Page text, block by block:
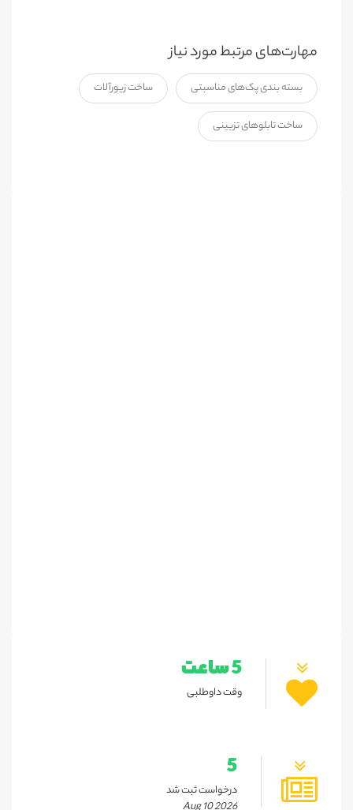
مهارت‌های مرتبط مورد نیاز
بسته بندی پک‌های مناسبتی ساخت زیورآلات
ساخت تابلوهای تزیینی
5 ساعت
وقت داوطلبی
5
درخواست ثبت شد